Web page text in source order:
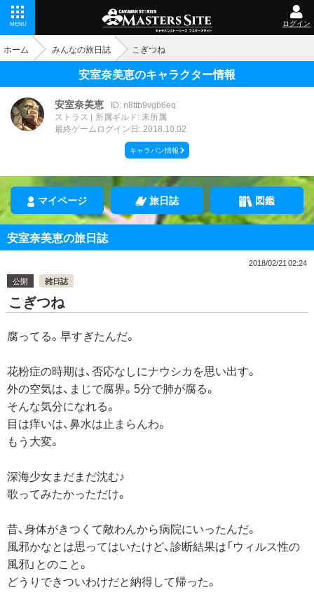
MENU ログイン
ホーム みんなの旅日誌 こぎつね
安室奈美恵のキャラクター情報
安室奈美恵
ID: n8ttb9vgb6eq
ストラス
所属ギルド: 未所属
最終ゲームログイン日: 2018.10.02
キャラバン情報
マイページ 旅日誌 図鑑
安室奈美恵の旅日誌
2018/02/21 02:24
公開
雑日誌
こぎつね
腐ってる。早すぎたんだ。
花粉症の時期は、否応なしにナウシカを思い出す。
外の空気は、まじで腐界。5分で肺が腐る。
そんな気分になれる。
目は痒いは、鼻水は止まらんわ。
もう大変。
深海少女まだまだ沈む♪
歌ってみたかっただけ。
昔、身体がきつくて敵わんから病院にいったんだ。
風邪かなとは思ってはいたけど、診断結果は「ウィルス性の
風邪」とのこと。
どうりできついわけだと納得して帰った。